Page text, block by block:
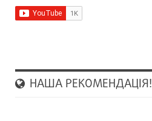
НАША РЕКОМЕНДАЦІЯ!